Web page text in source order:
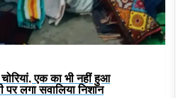
एक का भी नहीं हुआ
लगा सवालिया निशान